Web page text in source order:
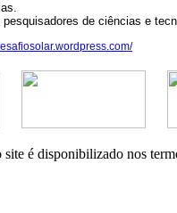
de ciências e
é disponibilizado nos